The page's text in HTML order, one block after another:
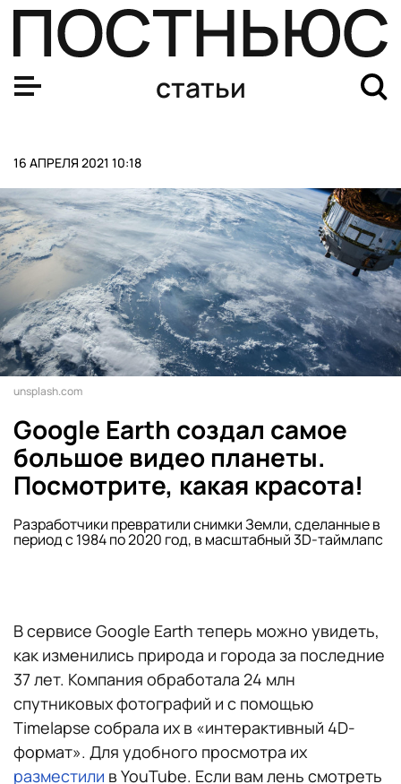
статьи
16 АПРЕЛЯ 2021 10:18
unsplash.com
Google Earth создал самое
большое видео планеты.
Посмотрите, какая красота!
Разработчики превратили снимки Земли, сделанные в
период с 1984 по 2020 год, в масштабный 3D-таймлапс
В сервисе Google Earth теперь можно увидеть,
как изменились природа и города за последние
37 лет. Компания обработала 24 млн
спутниковых фотографий и с помощью
Timelapse собрала их в «интерактивный 4D-
формат». Для удобного просмотра их
разместили в YouTube. Если вам лень смотреть
Президент Клутин? Джордж Трамп? Как работает